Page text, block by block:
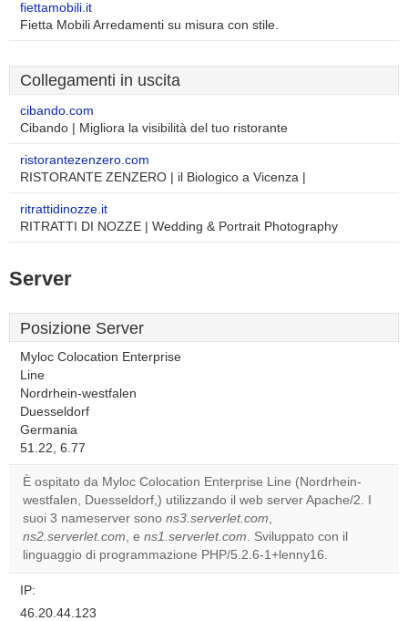
fiettamobili.it
Fietta Mobili Arredamenti su misura con stile.
Collegamenti in uscita
cibando.com
Cibando | Migliora la visibilità del tuo ristorante
ristorantezenzero.com
RISTORANTE ZENZERO | il Biologico a Vicenza |
ritrattidinozze.it
RITRATTI DI NOZZE | Wedding & Portrait Photography
Server
Posizione Server
Myloc Colocation Enterprise
Line
Nordrhein-westfalen
Duesseldorf
Germania
51.22, 6.77
Do you
website?
OK
È ospitato da Myloc Colocation Enterprise Line (Nordrhein-
westfalen, Duesseldorf,) utilizzando il web server Apache/2. I
suoi 3 nameserver sono ns3.serverlet.com,
ns2.serverlet.com, e ns1.serverlet.com. Sviluppato con il
linguaggio di programmazione PHP/5.2.6-1+lenny16.
IP:
46.20.44.123